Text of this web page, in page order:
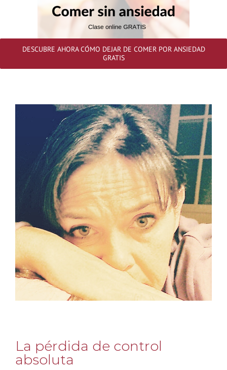
DESCUBRE AHORA CÓMO DEJAR DE COMER POR ANSIEDAD
GRATIS
La pérdida de control
absoluta